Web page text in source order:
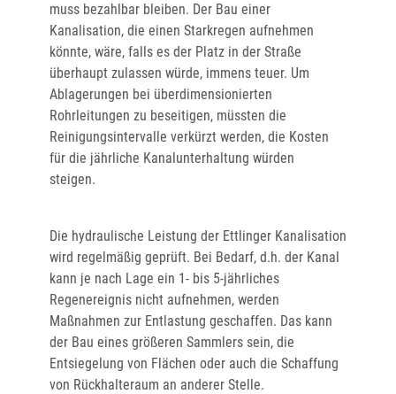
muss bezahlbar bleiben. Der Bau einer
Kanalisation, die einen Starkregen aufnehmen
könnte, wäre, falls es der Platz in der Straße
überhaupt zulassen würde, immens teuer. Um
Ablagerungen bei überdimensionierten
Rohrleitungen zu beseitigen, müssten die
Reinigungsintervalle verkürzt werden, die Kosten
für die jährliche Kanalunterhaltung würden
steigen.
Die hydraulische Leistung der Ettlinger Kanalisation
wird regelmäßig geprüft. Bei Bedarf, d.h. der Kanal
kann je nach Lage ein 1- bis 5-jährliches
Regenereignis nicht aufnehmen, werden
Maßnahmen zur Entlastung geschaffen. Das kann
der Bau eines größeren Sammlers sein, die
Entsiegelung von Flächen oder auch die Schaffung
von Rückhalteraum an anderer Stelle.